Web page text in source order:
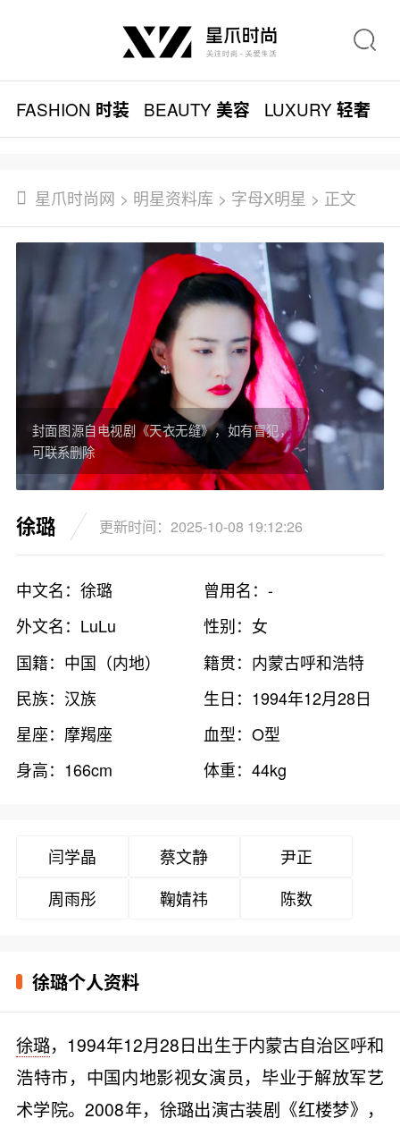
FASHION 时装 BEAUTY美容 LUXURY轻奢
星爪时尚网 > 明星资料库 > 字母X明星 > 正文
封面图源自电视剧《天衣无缝》，如有冒犯，
可联系删除
徐璐 更新时间：2025-10-08 19:12:26
中文名：徐璐
曾用名：-
外文名：LuLu
性别：女
国籍：中国（内地）
籍贯：内蒙古呼和浩特
民族：汉族
生日：1994年12月28日
星座：摩羯座
血型：O型
身高：166cm
体重：44kg
闫学晶 蔡文静
尹正
周雨彤
鞠婧祎 陈数
徐璐个人资料
徐璐，1994年12月28日出生于内蒙古自治区呼和
浩特市，中国内地影视女演员，毕业于解放军艺
术学院。2008年，徐璐出演古装剧《红楼梦》，